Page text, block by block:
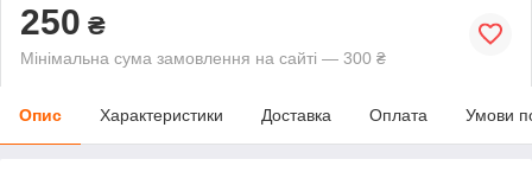
250 ₴
Мінімальна сума замовлення на сайті — 300 ₴
Опис Характеристики Доставка Оплата Умови